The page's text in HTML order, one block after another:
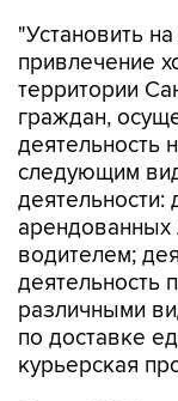
"Установить
привлечение
территории
граждан,
деятельность
следующим
деятельности:
арендованных
водителем;
деятельность
различными
по доставке
курьерская